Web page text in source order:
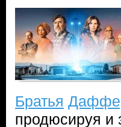
Братья
продюсируя и